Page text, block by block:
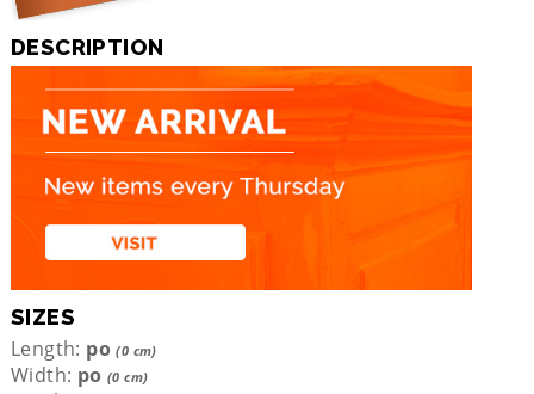
DESCRIPTION
SIZES
Length: po(0 cm)
Width: po (0 cm)